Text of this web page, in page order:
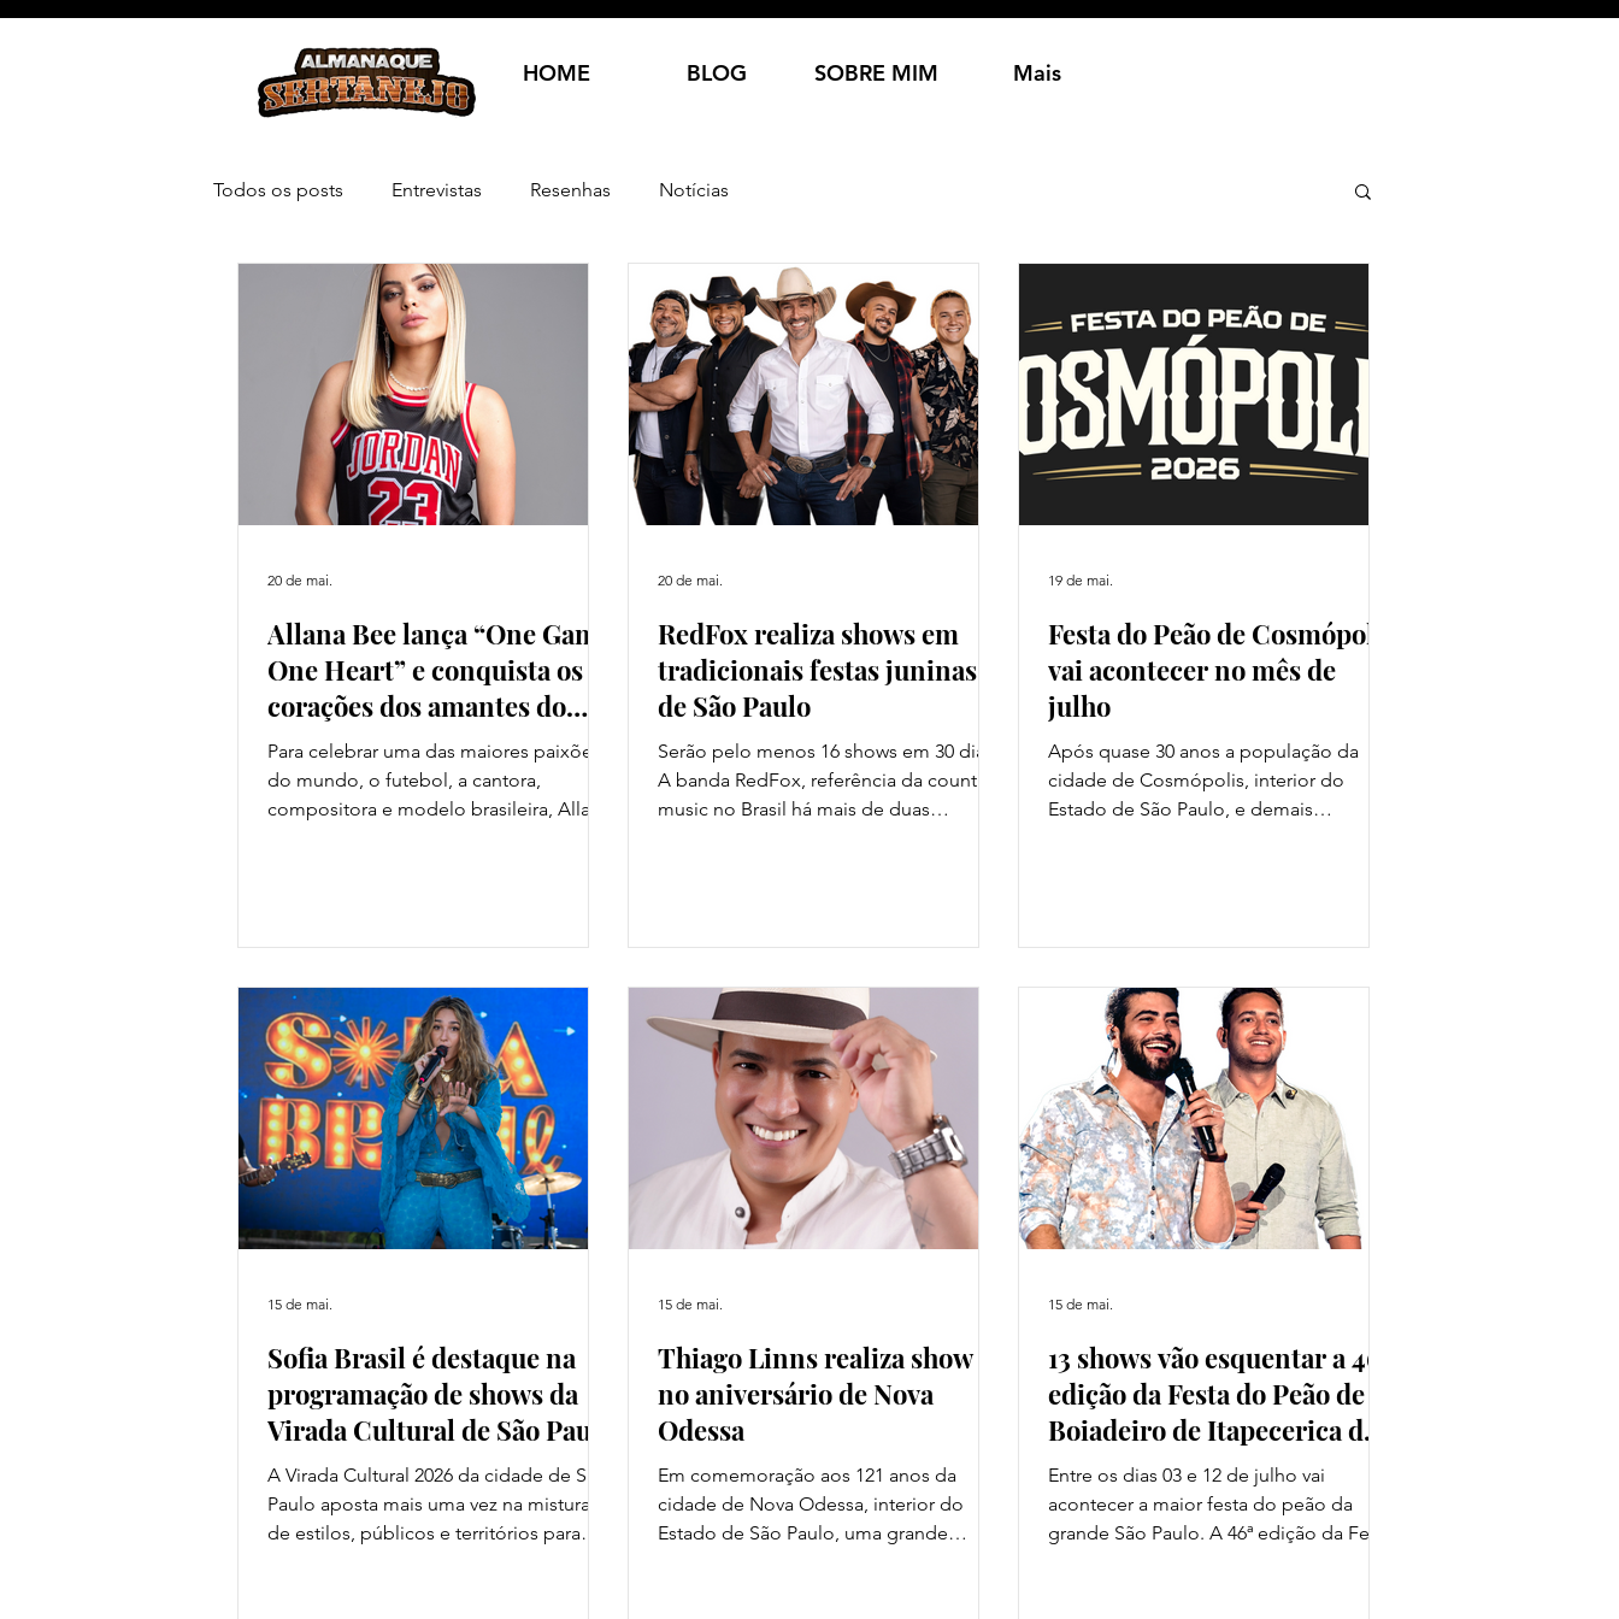
HOME BLOG SOBRE MIM Mais
Todos os posts Entrevistas Resenhas Notícias
Allana Bee lança “One Game
One Heart” e conquista os
corações dos amantes do
futebol
Para celebrar uma das maiores paixões
do mundo, o futebol, a cantora,
compositora e modelo brasileira, Allana
sonoridade uplifting, moderna e
altamente dançante, a faixa, que é uma
composição da própria artista, mistura
influências globais e foi pensada para
ser atemporal, funcionando tanto como
lançamento artístico quanto como trilha
ideal
20 de mai.
RedFox realiza shows em
tradicionais festas juninas
de São Paulo
Serão pelo menos 16 shows em 30 dias.
A banda RedFox, referência da country
music no Brasil há mais de duas
Morumby, Esporte Clube Pinheiros e
São Paulo Futebol Clube. No Clube
Paineiras do Morumby, o show acontece
nos dias 19, 20 e 21. No Esporte Clube
Pinheiros a festa será nos dias 25, 27 e
28. E no São Paulo Futebol Club
20 de mai.
Festa do Peão de Cosmópolis
vai acontecer no mês de
julho
Após quase 30 anos a população da
cidade de Cosmópolis, interior do
Estado de São Paulo, e demais
comércio, transporte e prestação de
serviços, gerando emprego e renda.
Com a realização da ProMania Eventos,
a Festa do Peão de Cosmópolis vai
acontecer entre os dias 16 e 19 de julho.
O evento, que será realizado na Avenida
Monte Cast
19 de mai.
Sofia Brasil é destaque na
programação de shows da
Virada Cultural de São Paulo
A Virada Cultural 2026 da cidade de São
Paulo aposta mais uma vez na mistura
de estilos, públicos e territórios para
15 de mai.
Thiago Linns realiza show
no aniversário de Nova
Odessa
Em comemoração aos 121 anos da
cidade de Nova Odessa, interior do
Estado de São Paulo, uma grande
15 de mai.
13 shows vão esquentar a 46ª
edição da Festa do Peão de
Boiadeiro de Itapecerica da
Serra
Entre os dias 03 e 12 de julho vai
acontecer a maior festa do peão da
grande São Paulo. A 46ª edição da Festa
15 de mai.